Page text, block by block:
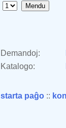
Demandoj:
Katalogo:
starta paĝo ::